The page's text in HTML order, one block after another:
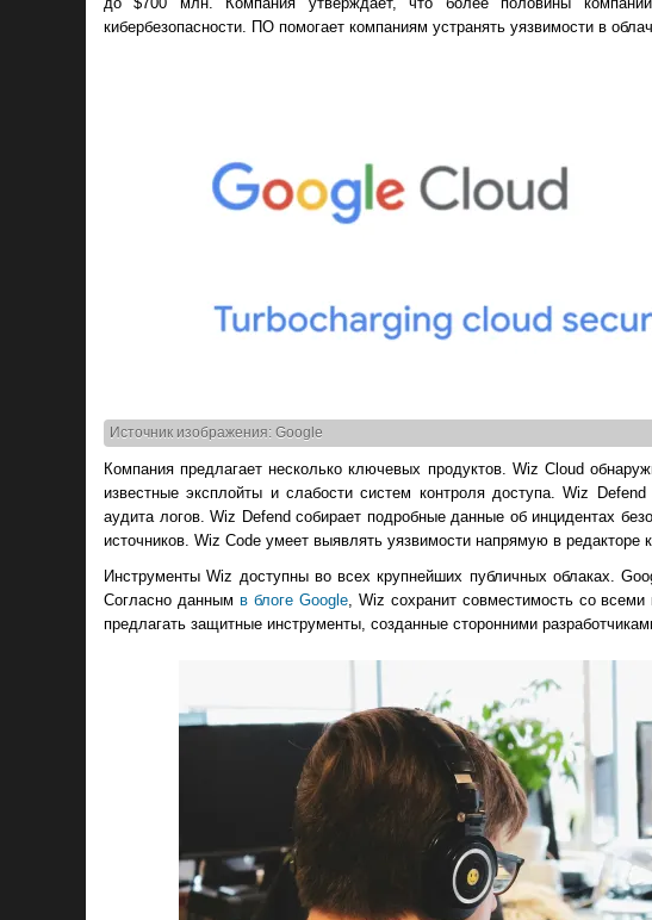
кибербезопасности. ПО помогает компаниям устранять уязвимости в
Источник изображения: Google
Компания предлагает несколько ключевых продуктов. Wiz Cloud
известные эксплойты и слабости систем контроля доступа. Wiz
аудита логов. Wiz Defend собирает подробные данные об инцидентах
источников. Wiz Code умеет выявлять уязвимости напрямую в редакторе
Инструменты Wiz доступны во всех крупнейших публичных облаках.
Согласно данным в блоге Google, Wiz сохранит совместимость со
предлагать защитные инструменты, созданные сторонними